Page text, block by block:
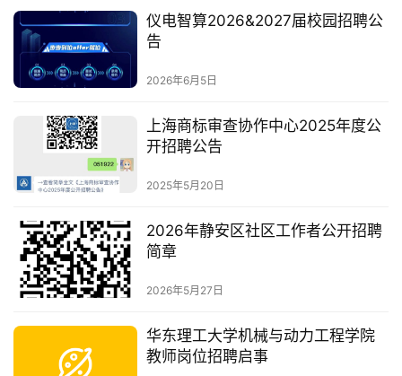
仪电智算2026&2027届校园招聘公
告
2026年6月5日
上海商标审查协作中心2025年度公
开招聘公告
2025年5月20日
2026年静安区社区工作者公开招聘
简章
2026年5月27日
华东理工大学机械与动力工程学院
教师岗位招聘启事